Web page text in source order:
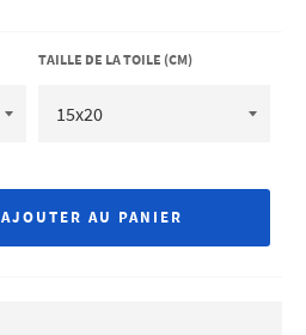
TAILLE DE LA TOILE (CM)
AJOUTER AU PANIER